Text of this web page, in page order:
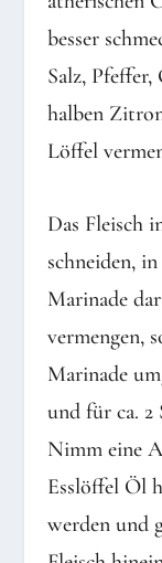
besser
Salz,
halben
Löffel
Das Fleisch
schneiden,
Marinade
vermengen,
Marinade
und für ca. 2
Nimm eine
Esslöffel Öl
werden und